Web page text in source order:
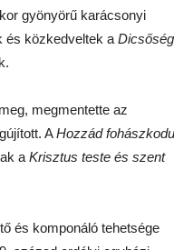
gyönyörű karácsonyi
és közkedveltek a Dicsőség
megmentette az
AHozzád
a Krisztus teste és szent
és komponáló tehetsége